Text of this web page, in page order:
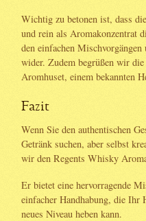
Wichtig zu betonen ist, dass
und rein als Aromakonzentrat
den einfachen
wider. Zudem begrüßen wir die
Aromhuset, einem bekannten
Fazit
Wenn Sie den authentischen
Getränk suchen, aber selbst
wir den Regents Whisky
Er bietet eine hervorragende
einfacher Handhabung, die
neues Niveau heben kann.